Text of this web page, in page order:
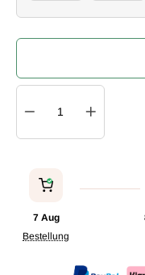
Quantity
7 Aug
Bestellung